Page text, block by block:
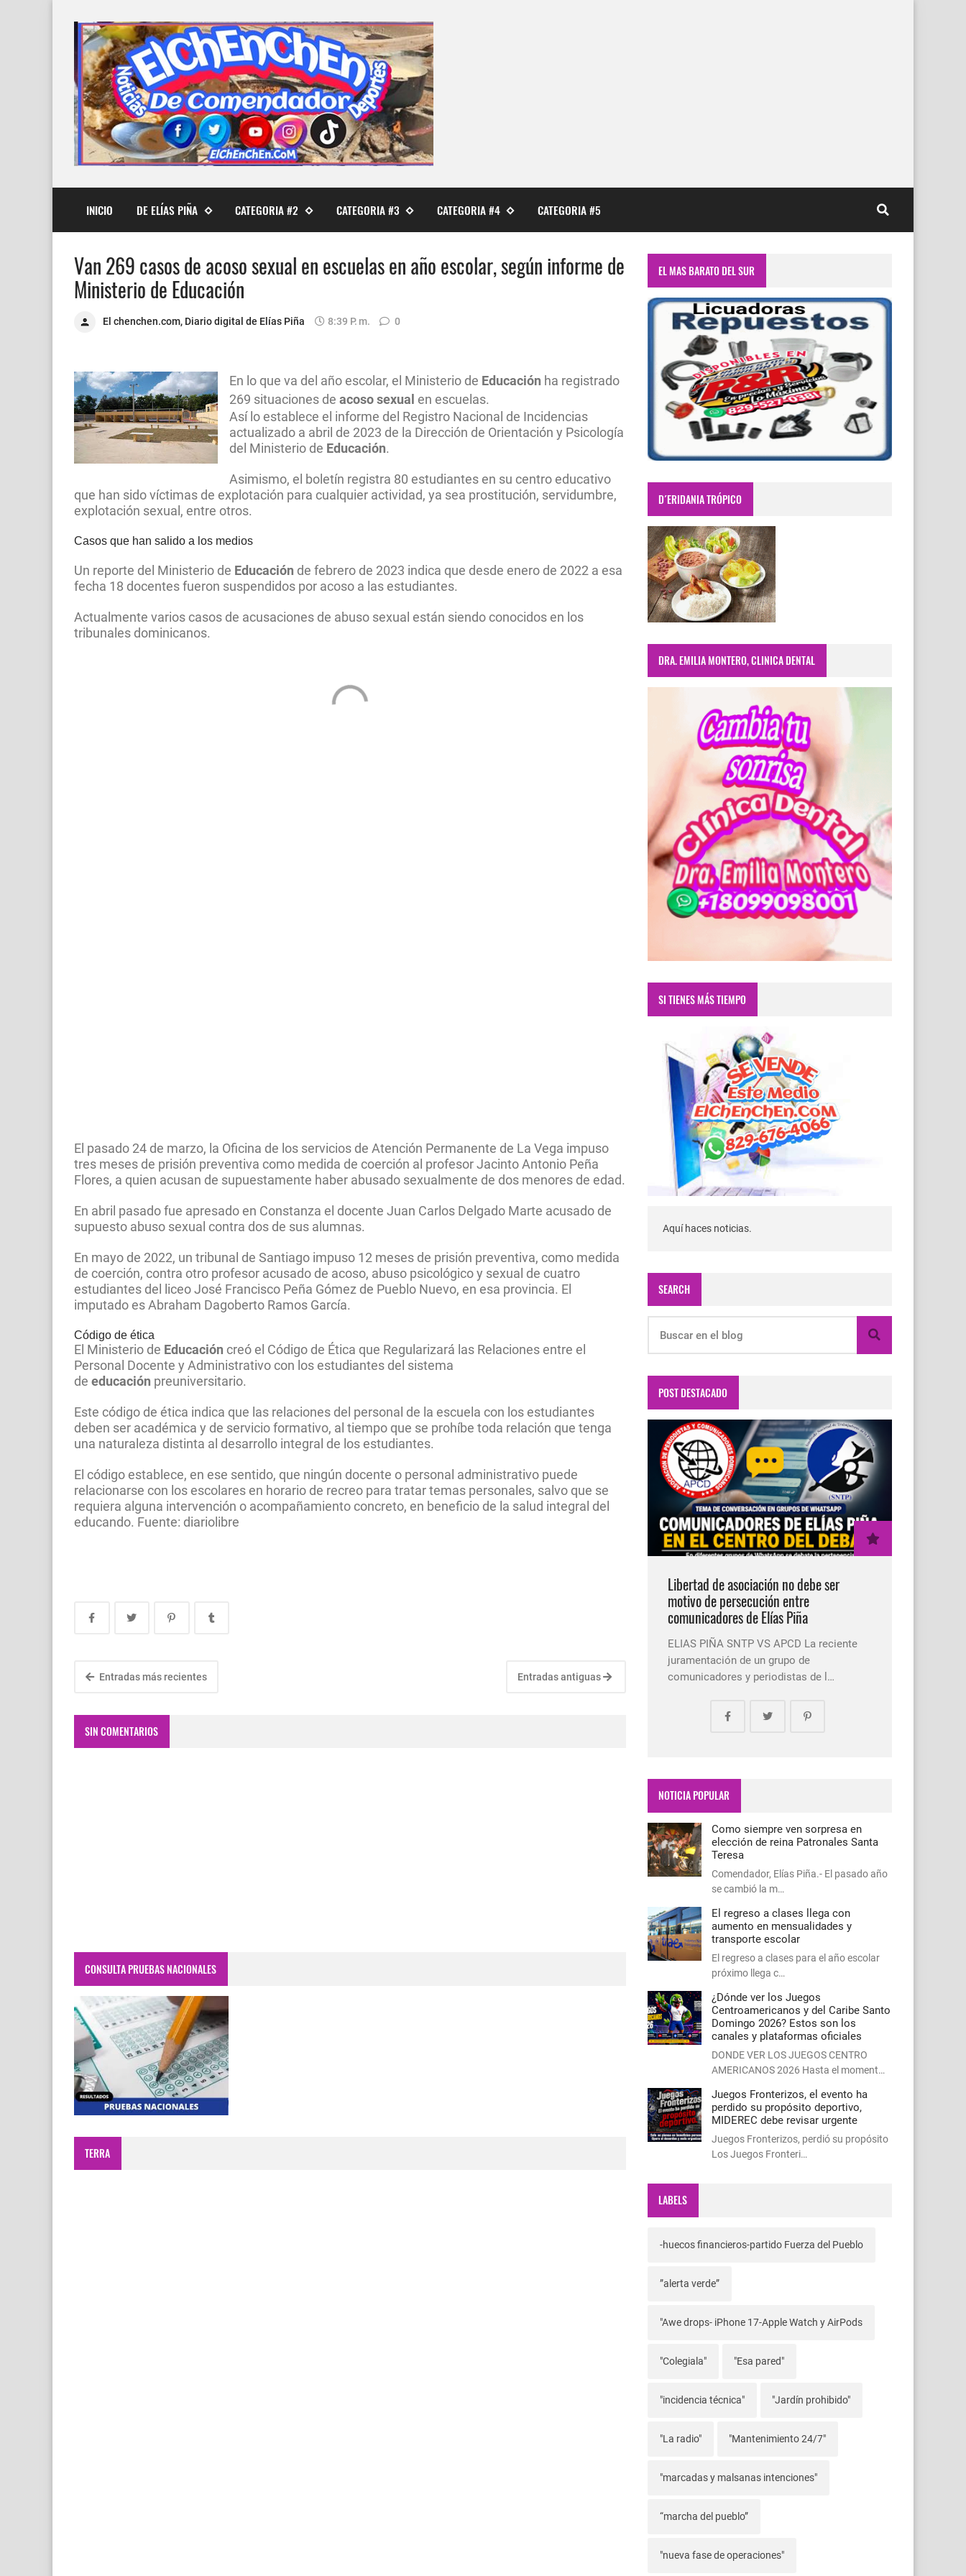
INICIO DE ELÍAS PIÑA CATEGORIA #2 CATEGORIA #3 CATEGORIA #4 CATEGORIA #5
Van 269 casos de acoso sexual en escuelas en año escolar, según informe de
Ministerio de Educación
El chenchen.com, Diario digital de Elías Piña 8:39 P. M. 0
En lo que va del año escolar, el Ministerio de Educación ha registrado
269 situaciones de acoso sexual en escuelas.
Así lo establece el informe del Registro Nacional de Incidencias
actualizado a abril de 2023 de la Dirección de Orientación y Psicología
del Ministerio de Educación.
Asimismo, el boletín registra 80 estudiantes en su centro educativo
que han sido víctimas de explotación para cualquier actividad, ya sea prostitución, servidumbre,
explotación sexual, entre otros.
Casos que han salido a los medios
Un reporte del Ministerio de Educación de febrero de 2023 indica que desde enero de 2022 a esa
fecha 18 docentes fueron suspendidos por acoso a las estudiantes.
Actualmente varios casos de acusaciones de abuso sexual están siendo conocidos en los
tribunales dominicanos.
El pasado 24 de marzo, la Oficina de los servicios de Atención Permanente de La Vega impuso
tres meses de prisión preventiva como medida de coerción al profesor Jacinto Antonio Peña
Flores, a quien acusan de supuestamente haber abusado sexualmente de dos menores de edad.
En abril pasado fue apresado en Constanza el docente Juan Carlos Delgado Marte acusado de
supuesto abuso sexual contra dos de sus alumnas.
En mayo de 2022, un tribunal de Santiago impuso 12 meses de prisión preventiva, como medida
de coerción, contra otro profesor acusado de acoso, abuso psicológico y sexual de cuatro
estudiantes del liceo José Francisco Peña Gómez de Pueblo Nuevo, en esa provincia. El
imputado es Abraham Dagoberto Ramos García.
Código de ética
El Ministerio de Educación creó el Código de Ética que Regularizará las Relaciones entre el
Personal Docente y Administrativo con los estudiantes del sistema
de educación preuniversitario.
Este código de ética indica que las relaciones del personal de la escuela con los estudiantes
deben ser académica y de servicio formativo, al tiempo que se prohíbe toda relación que tenga
una naturaleza distinta al desarrollo integral de los estudiantes.
El código establece, en ese sentido, que ningún docente o personal administrativo puede
relacionarse con los escolares en horario de recreo para tratar temas personales, salvo que se
requiera alguna intervención o acompañamiento concreto, en beneficio de la salud integral del
educando. Fuente: diariolibre
Entradas más recientes Entradas antiguas
SIN COMENTARIOS
CONSULTA PRUEBAS NACIONALES
TERRA
EL MAS BARATO DEL SUR
D´ERIDANIA TRÓPICO
DRA. EMILIA MONTERO, CLINICA DENTAL
SI TIENES MÁS TIEMPO
Aquí haces noticias.
SEARCH
POST DESTACADO
Libertad de asociación no debe ser
motivo de persecución entre
comunicadores de Elías Piña
ELIAS PIÑA SNTP VS APCD La reciente
juramentación de un grupo de
comunicadores y periodistas de l…
NOTICIA POPULAR
Como siempre ven sorpresa en
elección de reina Patronales Santa
Teresa
Comendador, Elías Piña.- El pasado año
se cambió la m…
El regreso a clases llega con
aumento en mensualidades y
transporte escolar
El regreso a clases para el año escolar
próximo llega c…
¿Dónde ver los Juegos
Centroamericanos y del Caribe Santo
Domingo 2026? Estos son los
canales y plataformas oficiales
DONDE VER LOS JUEGOS CENTRO
AMERICANOS 2026 Hasta el moment…
Juegos Fronterizos, el evento ha
perdido su propósito deportivo,
MIDEREC debe revisar urgente
Juegos Fronterizos, perdió su propósito
Los Juegos Fronteri…
LABELS
-huecos financieros-partido Fuerza del Pueblo
”alerta verde”
"Awe drops- iPhone 17-Apple Watch y AirPods
"Colegiala" "Esa pared"
"incidencia técnica" "Jardín prohibido"
"La radio" "Mantenimiento 24/7"
"marcadas y malsanas intenciones"
“marcha del pueblo”
"nueva fase de operaciones"